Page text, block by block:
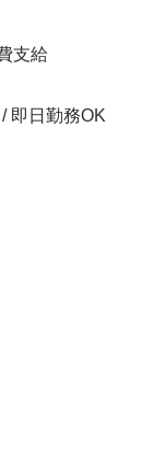
支給
即日勤務OK